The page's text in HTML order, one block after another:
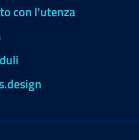
con l'utenza